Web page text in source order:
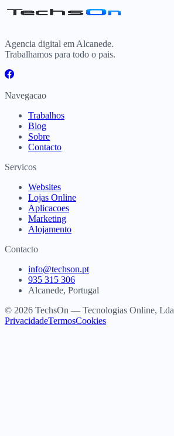
Agencia digital em Alcanede.
Trabalhamos para todo o pais.
Navegacao
Trabalhos
Blog
Sobre
Contacto
Servicos
Websites
Lojas Online
Aplicacoes
Marketing
Alojamento
Contacto
info@techson.pt
935 315 306
Alcanede, Portugal
© 2026 TechsOn — Tecnologias Online, Lda
PrivacidadeTermosCookies